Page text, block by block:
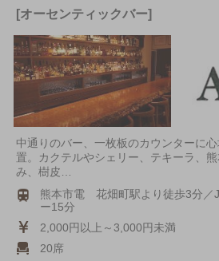
[オーセンティックバー]
中通りのバー、一枚板のカウンターに
置。カクテルやシェリー、テキーラ、
み、樹皮…
熊本市電 花畑町駅より徒歩3分
ー15分
2,000円以上～3,000円未満
20席